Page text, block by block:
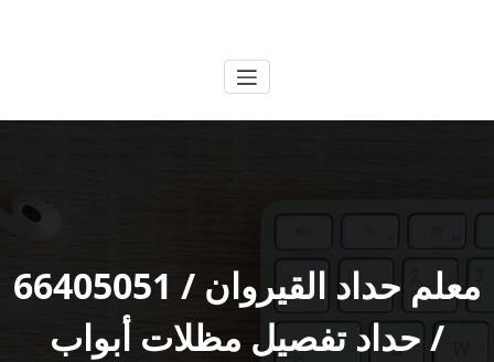
معلم حداد القيروان / 66405051
/ حداد تفصيل مظلات أبواب